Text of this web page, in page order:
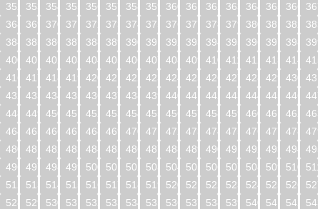
352
353 354 355 356 357 358 359 360 361 362 363 364 365 366
368
369 370 371 372 373 374 375 376 377 378 379 380 381 382
384
385 386 387 388 389 390 391 392 393 394 395 396 397 398
400
401 402 403 404 405 406 407 408 409 410 411 412 413 414
416
417 418 419 420 421 422 423 424 425 426 427 428 429 430
432
433 434 435 436 437 438 439 440 441 442 443 444 445 446
448
449 450 451 452 453 454 455 456 457 458 459 460 461 462
464
465 466 467 468 469 470 471 472 473 474 475 476 477 478
480
481 482 483 484 485 486 487 488 489 490 491 492 493 494
496
497 498 499 500 501 502 503 504 505 506 507 508 509 510
512
513 514 515 516 517 518 519 520 521 522 523 524 525 526
528
529 530 531 532 533 534 535 536 537 538 539 540 541 542